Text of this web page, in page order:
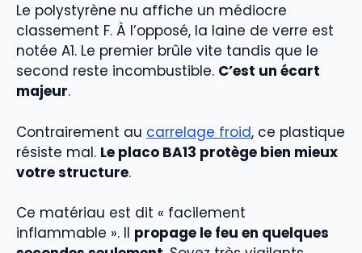
Le polystyrène nu affiche un médiocre
classement F. À l’opposé, la laine de verre est
notée A1. Le premier brûle vite tandis que le
second reste incombustible. C’est un écart
majeur.
Contrairement au carrelage froid, ce plastique
résiste mal. Le placo BA13 protège bien mieux
votre structure.
Ce matériau est dit « facilement
inflammable ». Il propage le feu en quelques